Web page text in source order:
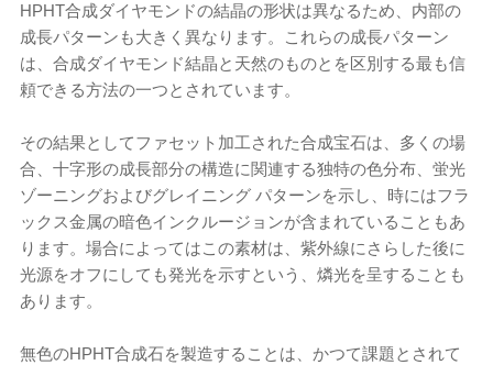
HPHT合成ダイヤモンドの結晶の形状は異なるため、内部の
成長パターンも大きく異なります。これらの成長パターン
は、合成ダイヤモンド結晶と天然のものとを区別する最も信
頼できる方法の一つとされています。
その結果としてファセット加工された合成宝石は、多くの場
合、十字形の成長部分の構造に関連する独特の色分布、蛍光
ゾーニングおよびグレイニング パターンを示し、時にはフラ
ックス金属の暗色インクルージョンが含まれていることもあ
ります。場合によってはこの素材は、紫外線にさらした後に
光源をオフにしても発光を示すという、燐光を呈することも
あります。
無色のHPHT合成石を製造することは、かつて課題とされて